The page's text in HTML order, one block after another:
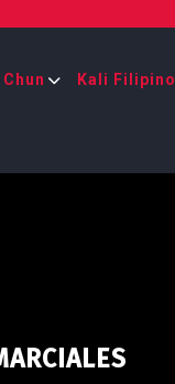
Kali Filipino